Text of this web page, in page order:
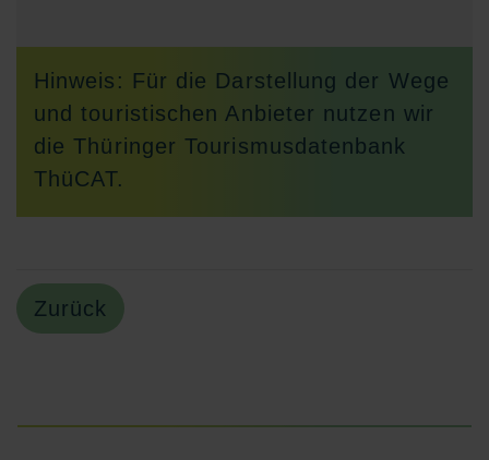
Hinweis: Für die Darstellung der Wege
und touristischen Anbieter nutzen wir
die Thüringer Tourismusdatenbank
ThüCAT.
Zurück